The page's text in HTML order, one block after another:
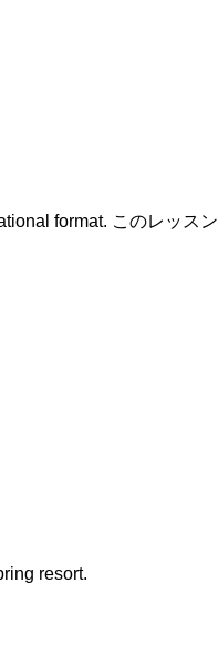
format. このレッスン
resort.